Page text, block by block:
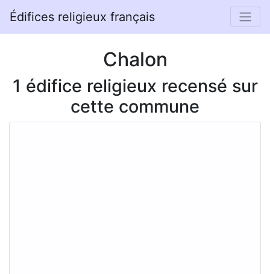
Édifices religieux français
Chalon
1 édifice religieux recensé sur
cette commune